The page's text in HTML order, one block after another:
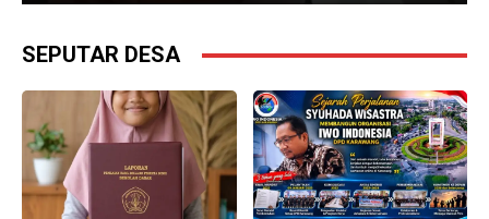
SEPUTAR DESA